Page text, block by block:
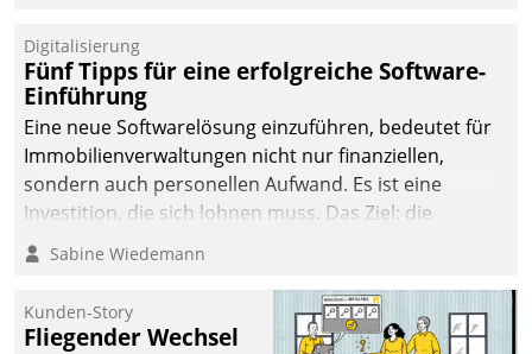
Digitalisierung
Fünf Tipps für eine erfolgreiche Software-
Einführung
Eine neue Softwarelösung einzuführen, bedeutet für
Immobilienverwaltungen nicht nur finanziellen,
sondern auch personellen Aufwand. Es ist eine
Investition, die sich lohnen muss. Das Ziel: die
nachhaltige Optimierung der Geschäftsabläufe. Damit
dieses Ziel erreicht wird, sollten einige Grundregeln
Sabine Wiedemann
Kunden-Story
Fliegender Wechsel